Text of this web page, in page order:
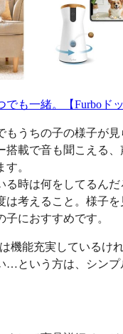
も一緒。【Furboド
もうちの子の様子が見
搭載で音も聞こえる、
。
る時は何をしてるん
は考えること。様子
におすすめです。
機能充実しているけ
…という方は、シンプ